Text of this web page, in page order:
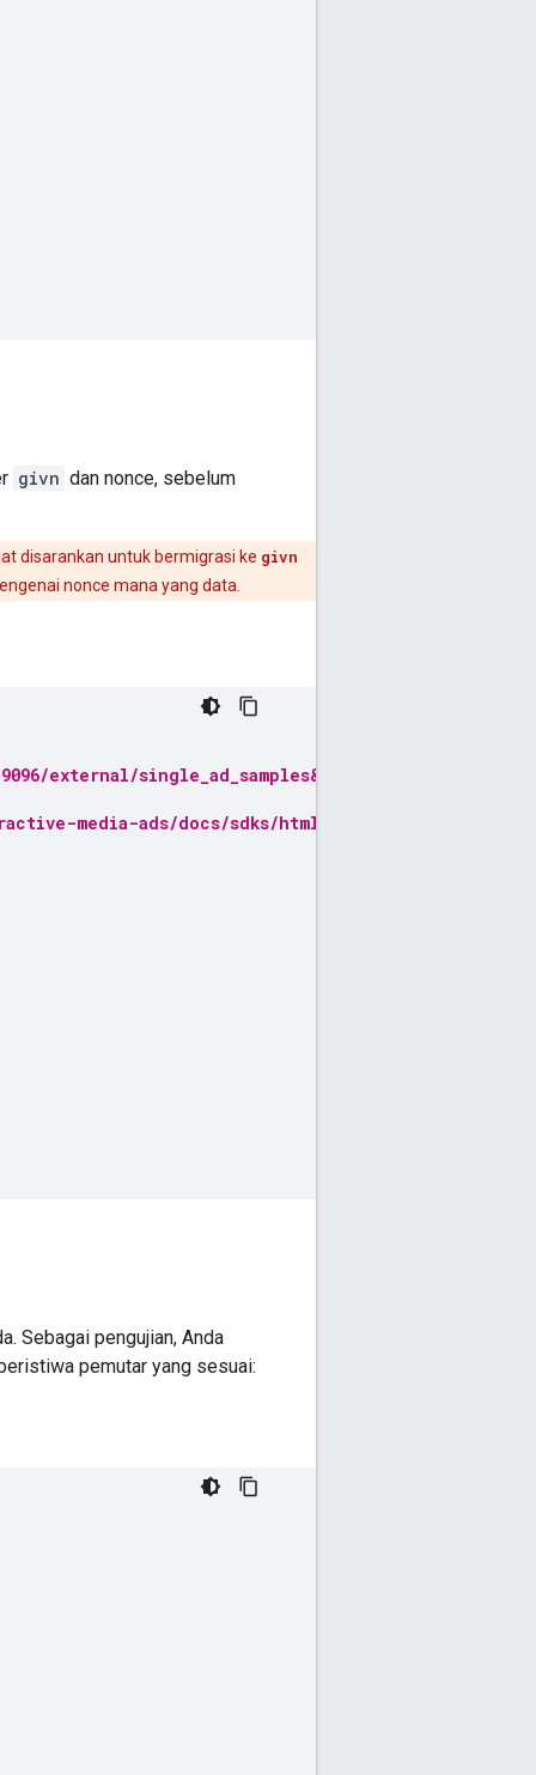
givn dan nonce, sebelum
disarankan untuk bermigrasi ke givn
nonce mana yang data.
external/
media-ads/docs/sdks/html5/client-side/tags
Sebagai pengujian, Anda
pemutar yang sesuai: